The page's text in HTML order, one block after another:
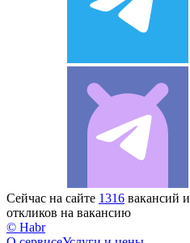
Сейчас на сайте 1316 вакансий и
откликов на вакансию
© Habr